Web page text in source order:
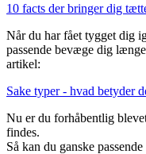
10 facts der bringer dig
Når du har fået tygget dig
passende bevæge dig
artikel:
Sake typer - hvad betyder
Nu er du forhåbentlig
findes.
Så kan du ganske